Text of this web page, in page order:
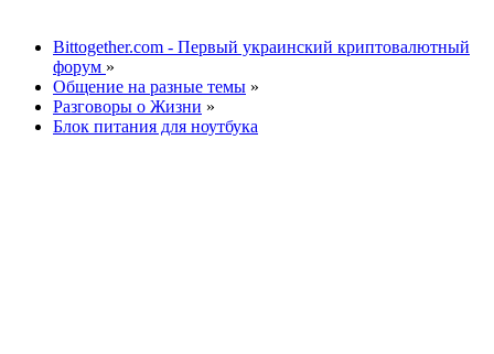
Bittogether.com - Первый украинский криптовалютный
форум »
Общение на разные темы »
Разговоры о Жизни »
Блок питания для ноутбука